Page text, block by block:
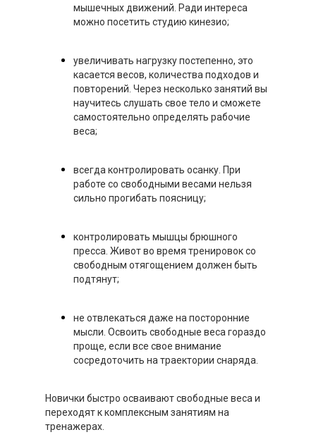
мышечных движений. Ради интереса
можно посетить студию кинезио;
увеличивать нагрузку постепенно, это
касается весов, количества подходов и
повторений. Через несколько занятий вы
научитесь слушать свое тело и сможете
самостоятельно определять рабочие
веса;
всегда контролировать осанку. При
работе со свободными весами нельзя
сильно прогибать поясницу;
контролировать мышцы брюшного
пресса. Живот во время тренировок со
свободным отягощением должен быть
подтянут;
не отвлекаться даже на посторонние
мысли. Освоить свободные веса гораздо
проще, если все свое внимание
сосредоточить на траектории снаряда.
Новички быстро осваивают свободные веса и
переходят к комплексным занятиям на
тренажерах.